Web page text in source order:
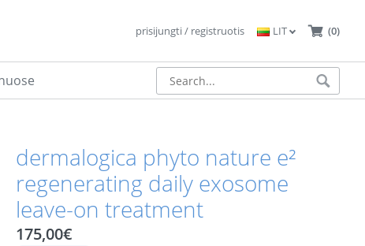
prisijungti / registruotis LIT (0)
dermalogica phyto nature e²
regenerating daily exosome
leave-on treatment
175,00€